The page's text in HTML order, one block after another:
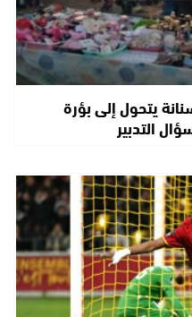
يتحول إلى بؤرة
التدبير